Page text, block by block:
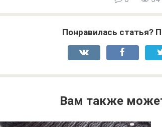
Понравилась статья?
Вам также